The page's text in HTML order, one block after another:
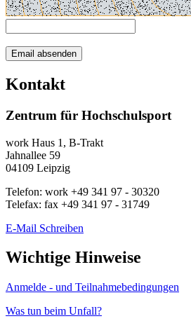
Kontakt
Zentrum für Hochschulsport
work Haus 1, B-Trakt
Jahnallee 59
04109 Leipzig
Telefon: work +49 341 97 - 30320
Telefax: fax +49 341 97 - 31749
E-Mail Schreiben
Wichtige Hinweise
Anmelde - und Teilnahmebedingungen
Was tun beim Unfall?